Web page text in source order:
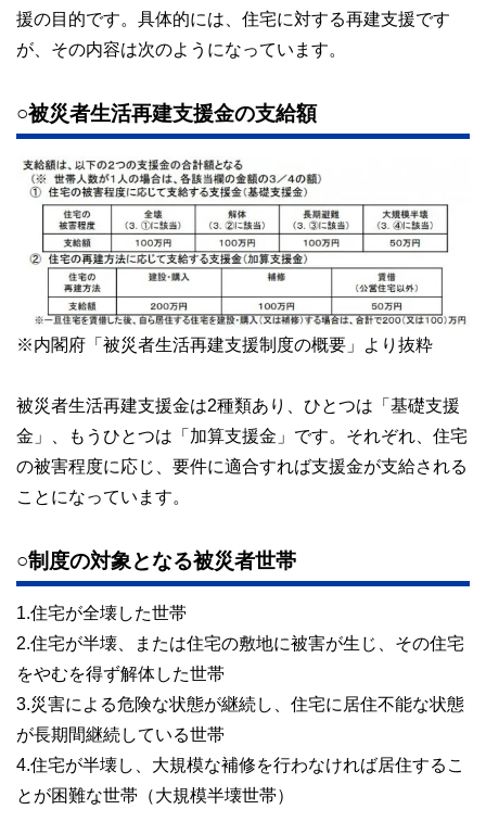
援の目的です。具体的には、住宅に対する再建支援です
が、その内容は次のようになっています。
○被災者生活再建支援金の支給額
※内閣府「被災者生活再建支援制度の概要」より抜粋
被災者生活再建支援金は2種類あり、ひとつは「基礎支援
金」、もうひとつは「加算支援金」です。それぞれ、住宅
の被害程度に応じ、要件に適合すれば支援金が支給される
ことになっています。
○制度の対象となる被災者世帯
1.住宅が全壊した世帯
2.住宅が半壊、または住宅の敷地に被害が生じ、その住宅
をやむを得ず解体した世帯
3.災害による危険な状態が継続し、住宅に居住不能な状態
が長期間継続している世帯
4.住宅が半壊し、大規模な補修を行わなければ居住するこ
とが困難な世帯（大規模半壊世帯）